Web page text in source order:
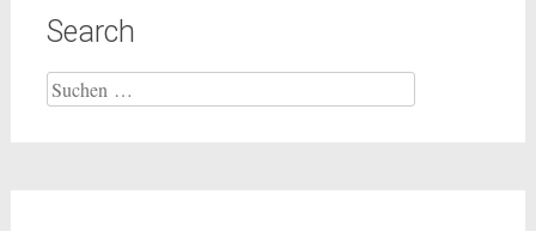
Search
Suche
nach: